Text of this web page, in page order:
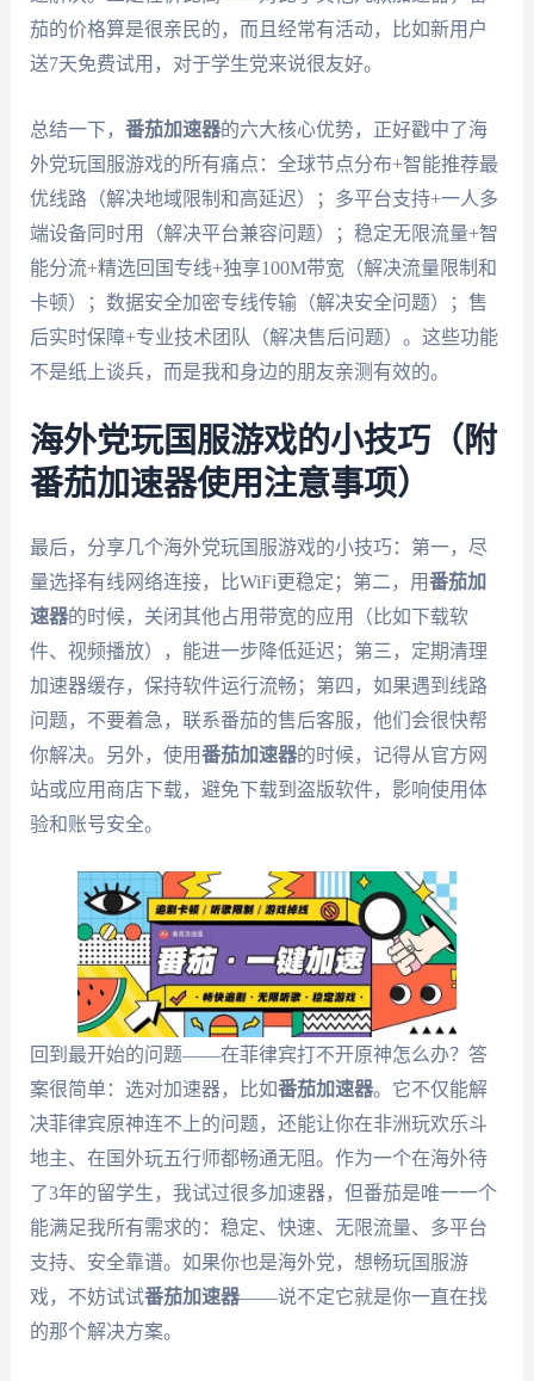
茄的价格算是很亲民的，而且经常有活动，比如新用户
送7天免费试用，对于学生党来说很友好。
总结一下， 番茄加速器的六大核心优势，正好戳中了海
外党玩国服游戏的所有痛点：全球节点分布+智能推荐最
优线路（解决地域限制和高延迟）；多平台支持+一人多
端设备同时用（解决平台兼容问题）；稳定无限流量+智
能分流+精选回国专线+独享100M带宽（解决流量限制和
卡顿）；数据安全加密专线传输（解决安全问题）；售
后实时保障+专业技术团队（解决售后问题）。这些功能
不是纸上谈兵，而是我和身边的朋友亲测有效的。
海外党玩国服游戏的小技巧（附
番茄加速器使用注意事项）
最后，分享几个海外党玩国服游戏的小技巧：第一，尽
量选择有线网络连接，比WiFi更稳定；第二，用番茄加
速器的时候，关闭其他占用带宽的应用（比如下载软
件、视频播放），能进一步降低延迟；第三，定期清理
加速器缓存，保持软件运行流畅；第四，如果遇到线路
问题，不要着急，联系番茄的售后客服，他们会很快帮
你解决。另外，使用番茄加速器的时候，记得从官方网
站或应用商店下载，避免下载到盗版软件，影响使用体
验和账号安全。
回到最开始的问题——在菲律宾打不开原神怎么办？答
案很简单：选对加速器，比如番茄加速器。它不仅能解
决菲律宾原神连不上的问题，还能让你在非洲玩欢乐斗
地主、在国外玩五行师都畅通无阻。作为一个在海外待
了3年的留学生，我试过很多加速器，但番茄是唯一一个
能满足我所有需求的：稳定、快速、无限流量、多平台
支持、安全靠谱。如果你也是海外党，想畅玩国服游
戏，不妨试试番茄加速器——说不定它就是你一直在找
的那个解决方案。